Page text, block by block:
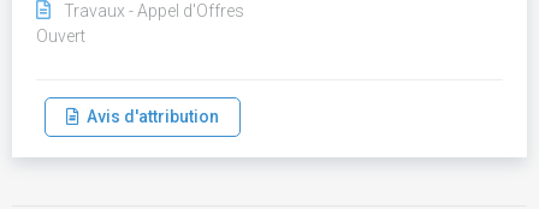
Travaux - Appel d'Offres
Ouvert
Avis d'attribution